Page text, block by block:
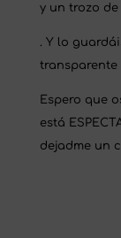
y un trozo
. Y lo
transparente
Espero que
está
dejadme un